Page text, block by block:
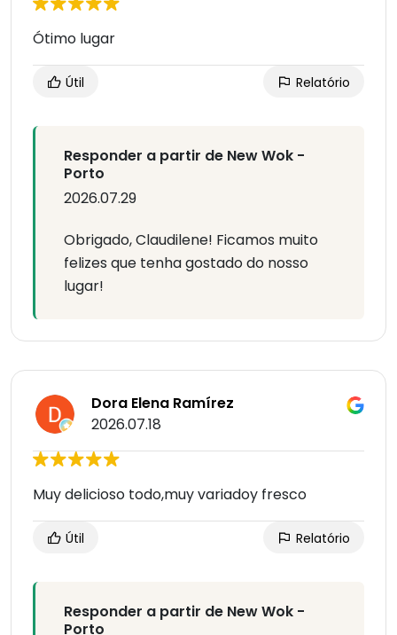
Ótimo lugar
Útil Relatório
Responder a partir de New Wok -
Porto
2026.07.29
Obrigado, Claudilene! Ficamos muito
felizes que tenha gostado do nosso
lugar!
Dora Elena Ramírez
2026.07.18
Muy delicioso todo,muy variadoy fresco
Útil Relatório
Responder a partir de New Wok -
Porto